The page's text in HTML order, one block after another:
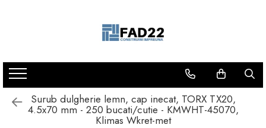
Materiale de constructii
Termoizolatii
Vata minerala
Polistiren
Surub dulgherie lemn, cap inecat, TORX TX20,
4.5x70 mm - 250 bucati/cutie - KMWHT-45070,
Klimas Wkret-met